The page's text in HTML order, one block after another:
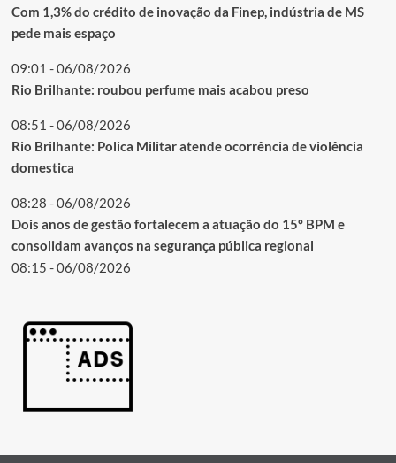
Com 1,3% do crédito de inovação da Finep, indústria de MS
pede mais espaço
09:01 - 06/08/2026
Rio Brilhante: roubou perfume mais acabou preso
08:51 - 06/08/2026
Rio Brilhante: Polica Militar atende ocorrência de violência
domestica
08:28 - 06/08/2026
Dois anos de gestão fortalecem a atuação do 15º BPM e
consolidam avanços na segurança pública regional
08:15 - 06/08/2026